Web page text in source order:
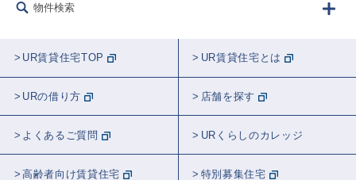
物件検索
UR賃貸住宅TOP UR賃貸住宅とは
URの借り方 店舗を探す
よくあるご質問 URくらしのカレッジ
高齢者向け賃貸住宅 特別募集住宅